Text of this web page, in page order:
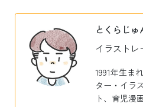
とくらじゅ
イラストレ
1991年生ま
ター・イラ
ト、育児漫